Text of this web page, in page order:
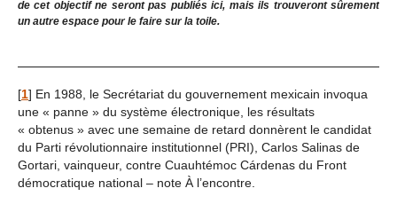
de cet objectif ne seront pas publiés ici, mais ils trouveront sûrement
un autre espace pour le faire sur la toile.
[1] En 1988, le Secrétariat du gouvernement mexicain invoqua
une « panne » du système électronique, les résultats
« obtenus » avec une semaine de retard donnèrent le candidat
du Parti révolutionnaire institutionnel (PRI), Carlos Salinas de
Gortari, vainqueur, contre Cuauhtémoc Cárdenas du Front
démocratique national – note À l’encontre.